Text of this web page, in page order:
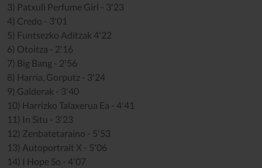
3) Patxuli Perfume Girl - 3'23
4) Credo - 3'01
5) Funtsezko Aditzak 4'22
6) Otoitza - 2'16
7) Big Bang - 2'56
8) Harria, Gorputz - 3'24
9) Galderak - 3'40
10) Harrizko Talaxerua Ea - 4'41
11) In Situ - 3'23
12) Zenbatetaraino - 5'53
13) Autoportrait X - 5'06
14) I Hope So - 4'07